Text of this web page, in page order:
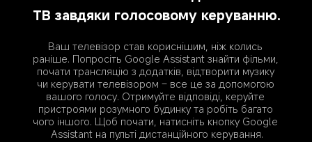
ТВ завдяки голосовому керуванню.
Ваш телевізор став кориснішим, ніж колись
раніше. Попросіть Google Assistant знайти фільми,
почати трансляцію з додатків, відтворити музику
чи керувати телевізором – все це за допомогою
вашого голосу. Отримуйте відповіді, керуйте
пристроями розумного будинку та робіть багато
чого іншого. Щоб почати, натисніть кнопку Google
Assistant на пульті дистанційного керування.